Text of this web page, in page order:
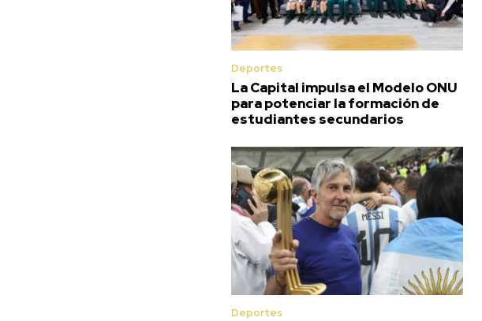
Deportes
La Capital impulsa el Modelo ONU
para potenciar la formación de
estudiantes secundarios
Deportes